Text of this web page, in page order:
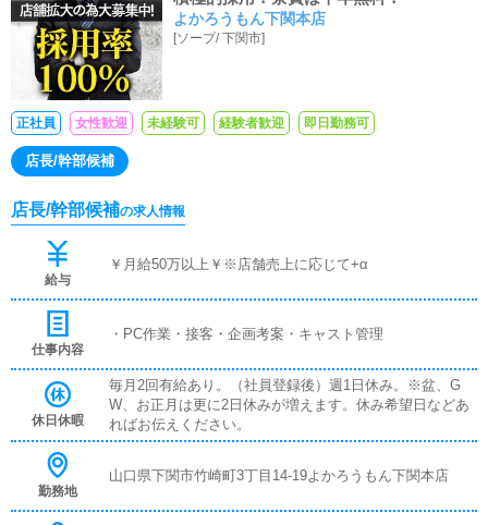
よかろうもん下関本店
[ソープ/下関市]
正社員 女性歓迎 未経験可 経験者歓迎 即日勤務可
店長/幹部候補
店長/幹部候補の求人情報
給与
￥月給50万以上￥※店舗売上に応じて+α
仕事内容
・PC作業・接客・企画考案・キャスト管理
休日休暇
毎月2回有給あり。（社員登録後）週1日休み。※盆、G
W、お正月は更に2日休みが増えます。休み希望日などあ
ればお伝えください。
勤務地
山口県下関市竹崎町3丁目14-19よかろうもん下関本店